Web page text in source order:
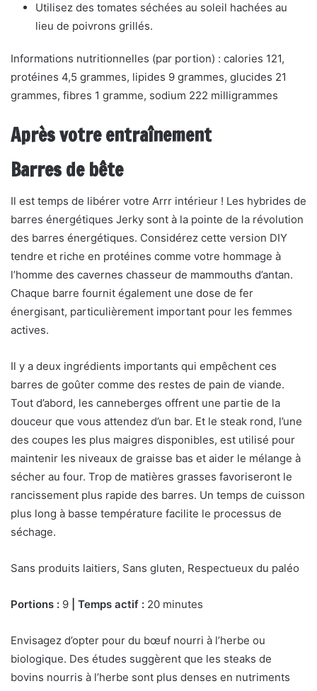
Utilisez des tomates séchées au soleil hachées au
lieu de poivrons grillés.
Informations nutritionnelles (par portion) : calories 121,
protéines 4,5 grammes, lipides 9 grammes, glucides 21
grammes, fibres 1 gramme, sodium 222 milligrammes
Après votre entraînement
Barres de bête
Il est temps de libérer votre Arrr intérieur ! Les hybrides de
barres énergétiques Jerky sont à la pointe de la révolution
des barres énergétiques. Considérez cette version DIY
tendre et riche en protéines comme votre hommage à
l’homme des cavernes chasseur de mammouths d’antan.
Chaque barre fournit également une dose de fer
énergisant, particulièrement important pour les femmes
actives.
Il y a deux ingrédients importants qui empêchent ces
barres de goûter comme des restes de pain de viande.
Tout d’abord, les canneberges offrent une partie de la
douceur que vous attendez d’un bar. Et le steak rond, l’une
des coupes les plus maigres disponibles, est utilisé pour
maintenir les niveaux de graisse bas et aider le mélange à
sécher au four. Trop de matières grasses favoriseront le
rancissement plus rapide des barres. Un temps de cuisson
plus long à basse température facilite le processus de
séchage.
Sans produits laitiers, Sans gluten, Respectueux du paléo
Portions : 9 | Temps actif : 20 minutes
Envisagez d’opter pour du bœuf nourri à l’herbe ou
biologique. Des études suggèrent que les steaks de
bovins nourris à l’herbe sont plus denses en nutriments